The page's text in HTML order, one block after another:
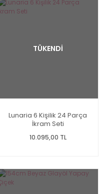
TÜKENDİ
Lunaria 6 Kişilik 24 Parça
İkram Seti
10.095,00 TL